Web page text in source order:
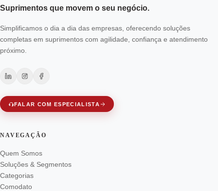
Suprimentos que movem o seu negócio.
Simplificamos o dia a dia das empresas, oferecendo soluções
completas em suprimentos com agilidade, confiança e atendimento
próximo.
FALAR COM ESPECIALISTA
NAVEGAÇÃO
Quem Somos
Soluções & Segmentos
Categorias
Comodato